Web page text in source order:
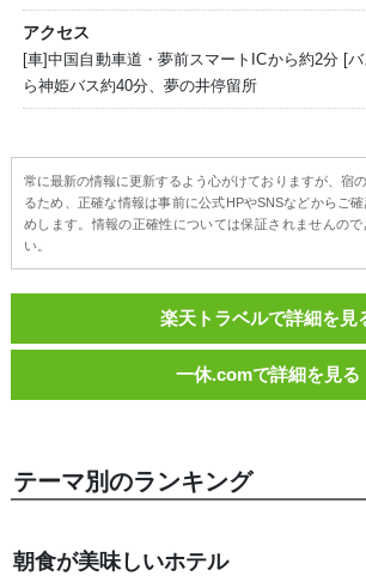
アクセス
[車]中国自動車道・夢前スマートICから約2分 [
ら神姫バス約40分、夢の井停留所
常に最新の情報に更新するよう心がけておりますが、宿
るため、正確な情報は事前に公式HPやSNSなどからご
めします。情報の正確性については保証されませんの
い。
楽天トラベルで詳細を見
一休.comで詳細を見る
テーマ別のランキング
朝食が美味しいホテル